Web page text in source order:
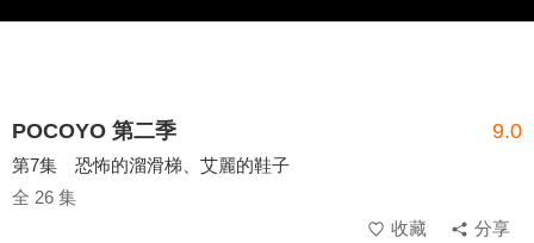
POCOYO 第二季 9.0
第7集 恐怖的溜滑梯、艾麗的鞋子
全 26 集
收藏
分享